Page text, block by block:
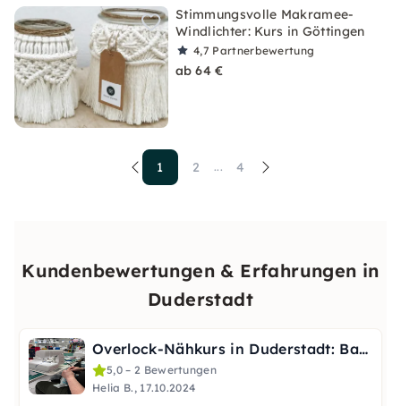
Stimmungsvolle Makramee-
Windlichter: Kurs in Göttingen
4,7 Partnerbewertung
ab 64 €
1 2 ... 4
Kundenbewertungen & Erfahrungen in
Duderstadt
Overlock-Nähkurs in Duderstadt: Basics für Anfänger
5,0 – 2 Bewertungen
Helia B., 17.10.2024